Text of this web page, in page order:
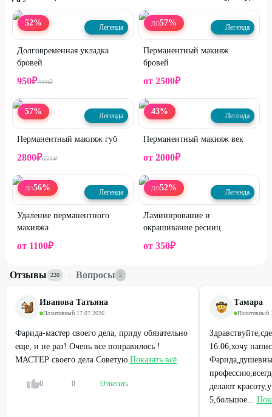
52% Легенда
Долговременная укладка
бровей
950₽2000₽
ДО57% Легенда
Перманентный макияж
бровей
от 2500₽
57% Легенда
Перманентный макияж губ
2800₽6500₽
43% Легенда
Перманентный макияж век
от 2000₽
ДО56% Легенда
Удаление перманентного
макияжа
от 1100₽
ДО52% Легенда
Ламинирование и
окрашивание ресниц
от 350₽
Отзывы 220 · Вопросы 2
Иванова Татьяна
Позитивный·17.07.2026
Фарида-мастер своего дела, приду обязательно
еще, и не раз! Очень все понравилось !
МАСТЕР своего дела Советую Показать всё
0 0 Ответить
Тамара
Позитивный·
16.06,хочу
делают
5,большое...